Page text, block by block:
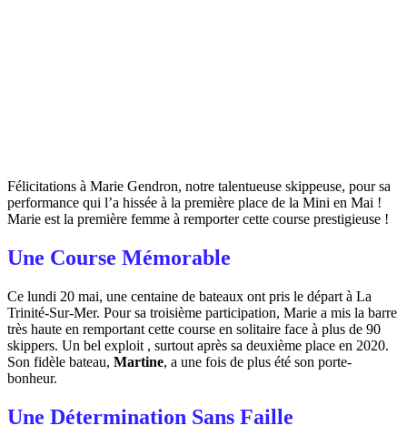
Félicitations à Marie Gendron, notre talentueuse skippeuse, pour sa
performance qui l’a hissée à la première place de la Mini en Mai !
Marie est la première femme à remporter cette course prestigieuse !
Une Course Mémorable
Ce lundi 20 mai, une centaine de bateaux ont pris le départ à La
Trinité-Sur-Mer. Pour sa troisième participation, Marie a mis la barre
très haute en remportant cette course en solitaire face à plus de 90
skippers. Un bel exploit , surtout après sa deuxième place en 2020.
Son fidèle bateau, Martine, a une fois de plus été son porte-
bonheur.
Une Détermination Sans Faille